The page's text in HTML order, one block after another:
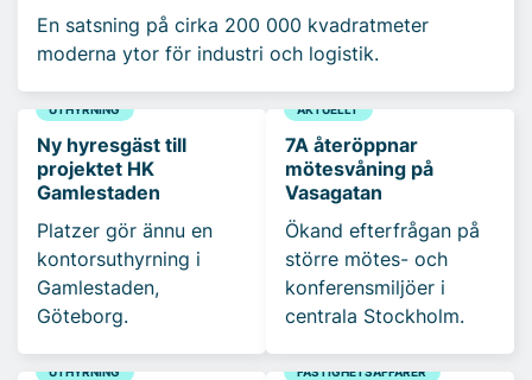
En satsning på cirka 200 000 kvadratmeter
moderna ytor för industri och logistik.
UTHYRNING
Ny hyresgäst till
projektet HK
Gamlestaden
Platzer gör ännu en
kontorsuthyrning i
Gamlestaden,
Göteborg.
AKTUELLT
7A återöppnar
mötesvåning på
Vasagatan
Ökand efterfrågan på
större mötes- och
konferensmiljöer i
centrala Stockholm.
UTHYRNING FASTIGHETSAFFÄRER